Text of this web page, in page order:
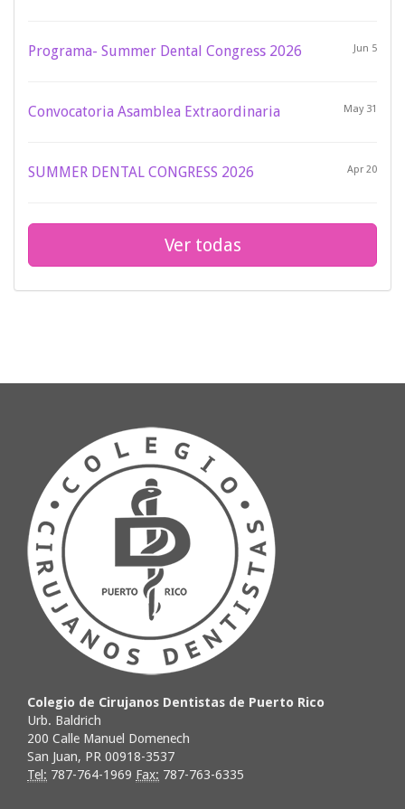
Jun 5
Programa- Summer Dental Congress 2026
May 31
Convocatoria Asamblea Extraordinaria
Apr 20
SUMMER DENTAL CONGRESS 2026
Ver todas
Colegio de Cirujanos Dentistas de Puerto Rico
Urb. Baldrich
200 Calle Manuel Domenech
San Juan, PR 00918-3537
Tel: 787-764-1969 Fax: 787-763-6335